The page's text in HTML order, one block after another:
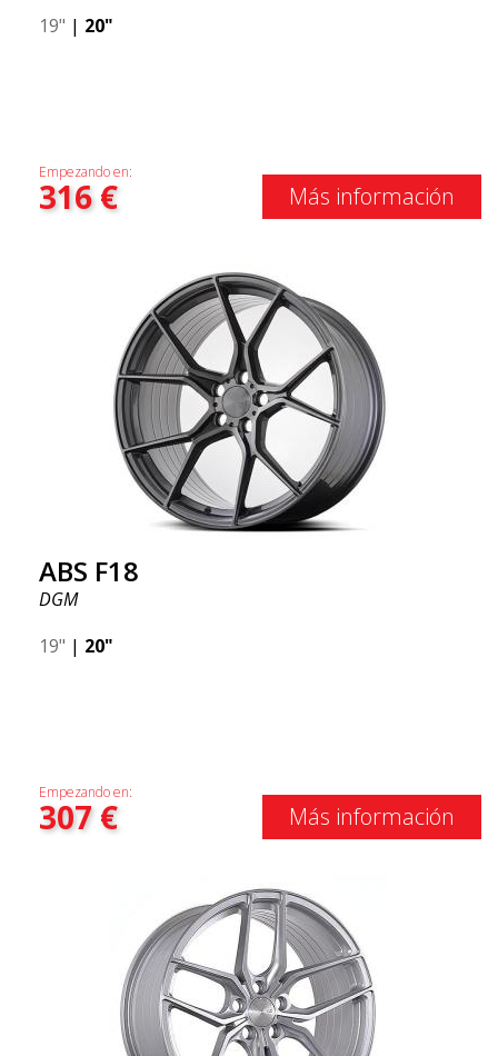
19" | 20"
Empezando en:
316€ Más información
ABS F18
DGM
19" | 20"
Empezando en:
307€ Más información